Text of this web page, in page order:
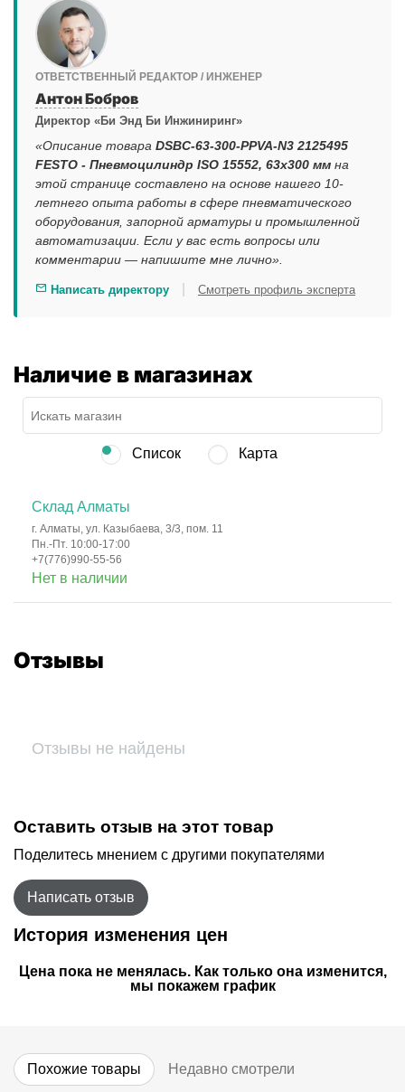
ОТВЕТСТВЕННЫЙ РЕДАКТОР / ИНЖЕНЕР
Антон Бобров
Директор «Би Энд Би Инжиниринг»
«Описание товара DSBC-63-300-PPVA-N3 2125495
FESTO - Пневмоцилиндр ISO 15552, 63x300 мм на
этой странице составлено на основе нашего 10-
летнего опыта работы в сфере пневматического
оборудования, запорной арматуры и промышленной
автоматизации. Если у вас есть вопросы или
комментарии — напишите мне лично».
Написать директору Смотреть профиль эксперта
Наличие в магазинах
Список Карта
Склад Алматы
г. Алматы, ул. Казыбаева, 3/3, пом. 11
Пн.-Пт. 10:00-17:00
+7(776)990-55-56
Нет в наличии
Отзывы
Отзывы не найдены
Оставить отзыв на этот товар
Поделитесь мнением с другими покупателями
Написать отзыв
История изменения цен
Цена пока не менялась. Как только она изменится,
мы покажем график
Похожие товары Недавно смотрели